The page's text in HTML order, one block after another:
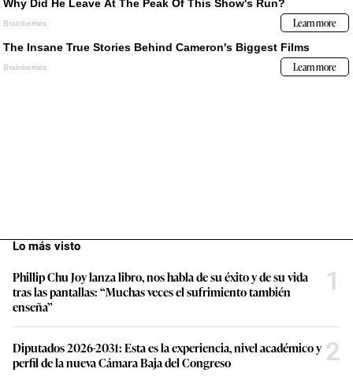
Lo más visto
Phillip Chu Joy lanza libro, nos habla de su éxito y de su vida
tras las pantallas: “Muchas veces el sufrimiento también
enseña”
1
Diputados 2026-2031: Esta es la experiencia, nivel académico y
perfil de la nueva Cámara Baja del Congreso
2